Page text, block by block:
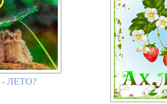
- ЛЕТО?